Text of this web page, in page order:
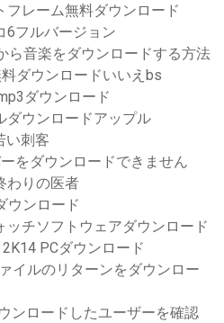
レーム無料ダウンロード
6フルバージョン
ら音楽をダウンロードする方法
ダウンロードいいえbs
ダウンロード
ダウンロードアップル
い刺客
をダウンロードできません
わりの医者
ウンロード
チソフトウェアダウンロード
PCダウンロード
イルのリターンをダウンロー
ンロードしたユーザーを確認